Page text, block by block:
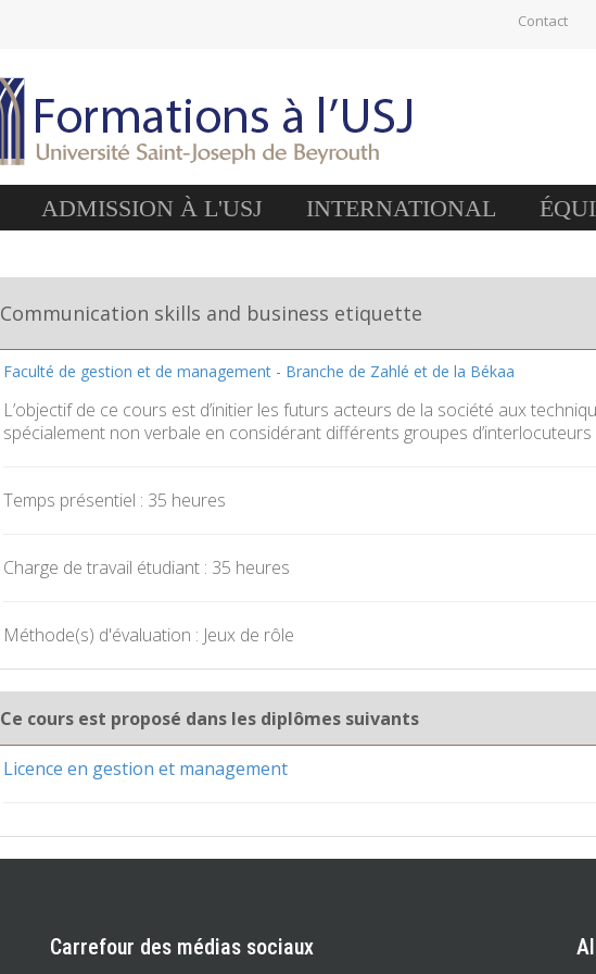
Contact
ADMISSION À L'USJ INTERNATIONAL
Communication skills and business etiquette
Faculté de gestion et de management - Branche de Zahlé et de la Békaa
L’objectif de ce cours est d’initier les futurs acteurs de la société aux
spécialement non verbale en considérant différents groupes
Temps présentiel : 35 heures
Charge de travail étudiant : 35 heures
Méthode(s) d'évaluation : Jeux de rôle
Ce cours est proposé dans les diplômes suivants
Licence en gestion et management
Carrefour des médias sociaux